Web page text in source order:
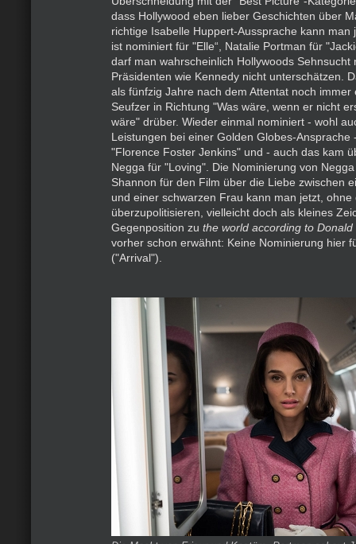
dass Hollywood eben lieber Geschichten über
richtige Isabelle Huppert-Aussprache kann man
ist nominiert für "Elle“, Natalie Portman für
darf man wahrscheinlich Hollywoods Sehnsucht
Präsidenten wie Kennedy nicht unterschätzen.
als fünfzig Jahre nach dem Attentat noch immer
Seufzer in Richtung "Was wäre, wenn er nicht
wäre" drüber. Wieder einmal nominiert - wohl
Leistungen bei einer Golden Globes-Ansprache
"Florence Foster Jenkins" und - auch das kam
Negga für "Loving". Die Nominierung von
Shannon für den Film über die Liebe zwischen
und einer schwarzen Frau kann man jetzt, ohne
überzupolitisieren, vielleicht doch als kleines
Gegenposition zu the world according to Donald
vorher schon erwähnt: Keine Nominierung hier
("Arrival").